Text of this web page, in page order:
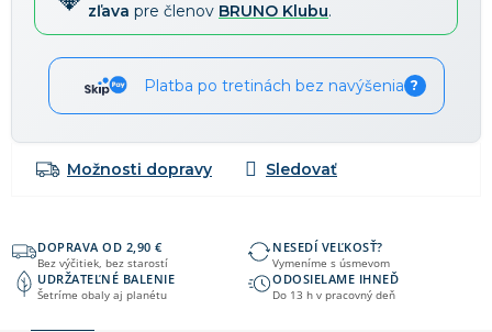
zľava pre členov BRUNO Klubu.
Platba po tretinách bez navýšenia ?
Možnosti dopravy
DOPRAVA OD 2,90 €
Bez výčitiek, bez starostí
NESEDÍ VEĽKOSŤ?
Vymeníme s úsmevom
UDRŽATEĽNÉ BALENIE
Šetríme obaly aj planétu
ODOSIELAME IHNEĎ
Do 13 h v pracovný deň